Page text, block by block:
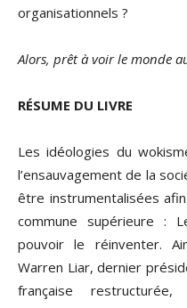
organisationnels ?
Alors, prêt à voir le monde
RÉSUME DU LIVRE
Les idéologies du
l’ensauvagement de la
être instrumentalisées
commune supérieure :
pouvoir le réinventer.
Warren Liar, dernier
française